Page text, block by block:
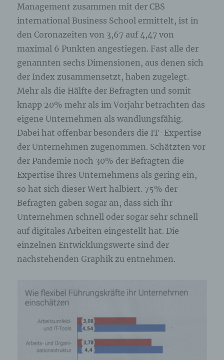
Management zusammen mit der CBS
international Business School ermittelt, ist in
den Coronazeiten von 3,67 auf 4,47 von
maximal 6 Punkten angestiegen. Fast alle der
genannten sechs Dimensionen, aus denen sich
der Index zusammensetzt, haben zugelegt.
Mehr als die Hälfte der Befragten und somit
knapp 20% mehr als im Vorjahr betrachten das
eigene Unternehmen als wandlungsfähig.
Dabei hat offenbar besonders die IT-Expertise
der Unternehmen zugenommen. Schätzten vor
der Pandemie noch 30% der Befragten die
Expertise ihres Unternehmens als gering ein,
so hat sich dieser Wert halbiert. 75% der
Befragten gaben sogar an, dass sich ihr
Unternehmen schnell oder sogar sehr schnell
auf digitales Arbeiten eingestellt hat. Die
einzelnen Entwicklungswerte sind der
nachstehenden Graphik zu entnehmen.